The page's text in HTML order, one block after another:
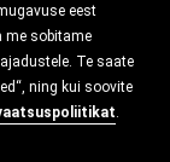
eest
me sobitame
Te saate
ning kui soovite
.